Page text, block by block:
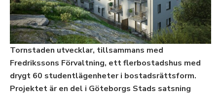
Tornstaden utvecklar, tillsammans med
Fredrikssons Förvaltning, ett flerbostadshus med
drygt 60 studentlägenheter i bostadsrättsform.
Projektet är en del i Göteborgs Stads satsning